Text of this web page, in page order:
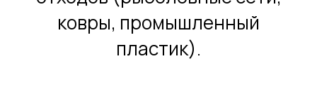
ковры, промышленный
пластик).